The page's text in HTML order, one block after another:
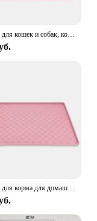
Подставка для кошек и собак, коврик для кормления, коврик для кормления кошек, коврик для кормления кошек, коврик для миски для корма, силиконовый водонепроницаемый коврик для миски для домашних животных
Подставка для корма для домашних животных, коврик для корма, коврик для корма, коврик для кошки, собаки, питьевой коврик для кормления, силиконовый водонепроницаемый коврик для миски для домашних животных, коврики для кормушки